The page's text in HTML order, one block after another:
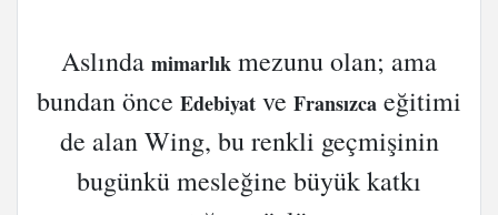
Aslında mimarlık mezunu olan; ama
bundan önce Edebiyat ve Fransızca eğitimi
de alan Wing, bu renkli geçmişinin
bugünkü mesleğine büyük katkı